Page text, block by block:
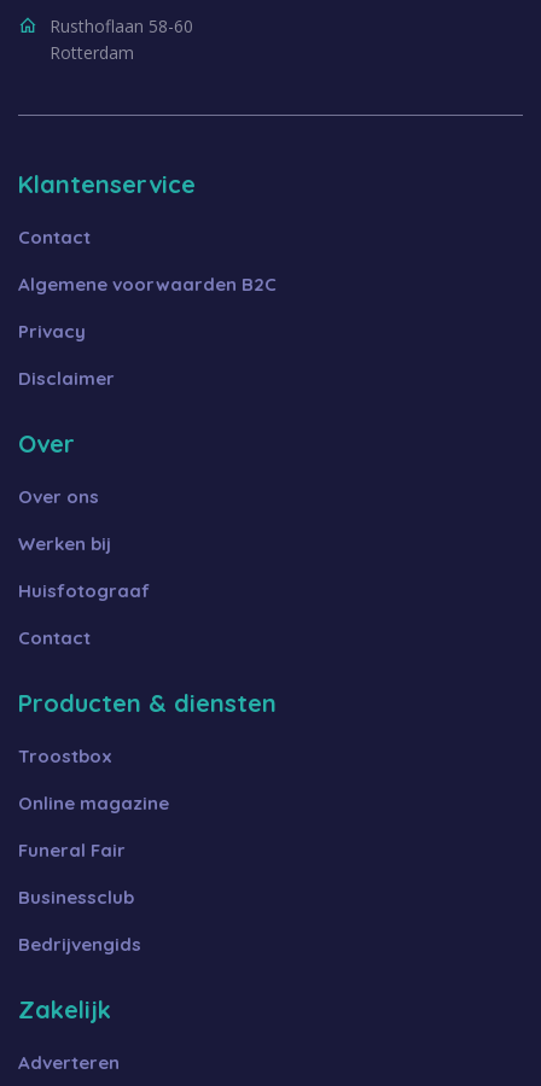
Rusthoflaan 58-60
Rotterdam
Klantenservice
Contact
Algemene voorwaarden B2C
Privacy
Disclaimer
Over
Over ons
Werken bij
Huisfotograaf
Contact
Producten & diensten
Troostbox
Online magazine
Funeral Fair
Businessclub
Bedrijvengids
Zakelijk
Adverteren